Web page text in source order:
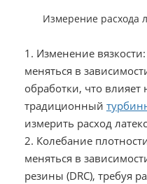
Измерение расхода
1. Изменение
меняться в
обработки, что влияет
традиционный
измерить расход
2. Колебание
меняться в
резины (DRC), требуя